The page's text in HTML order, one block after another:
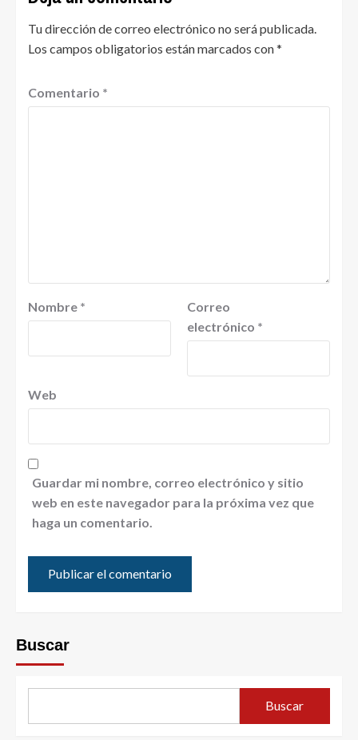
Tu dirección de correo electrónico no será publicada.
Los campos obligatorios están marcados con*
Comentario *
Nombre *
Correo
electrónico *
Web
Guardar mi nombre, correo electrónico y sitio
web en este navegador para la próxima vez que
haga un comentario.
Buscar
Buscar